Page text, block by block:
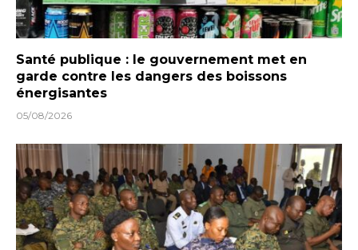
Santé publique : le gouvernement met en
garde contre les dangers des boissons
énergisantes
05/08/2026